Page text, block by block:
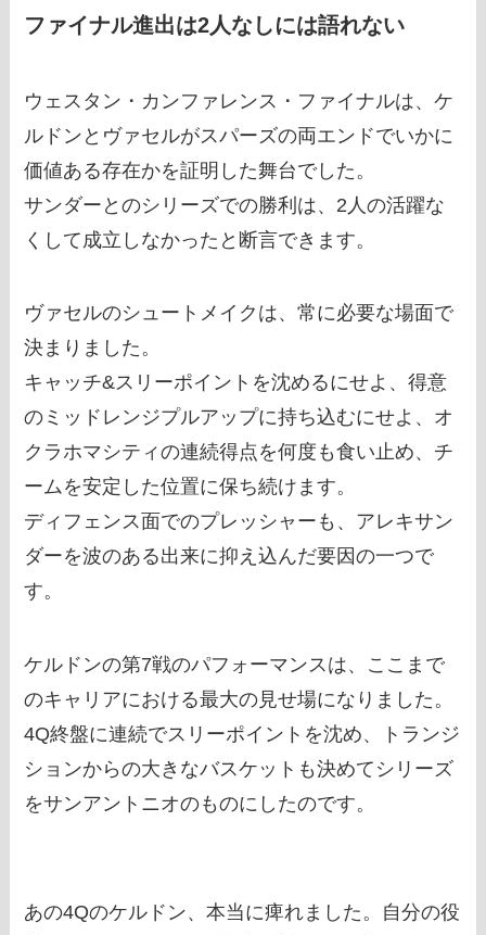
ファイナル進出は2人なしには語れない
ウェスタン・カンファレンス・ファイナルは、ケ
ルドンとヴァセルがスパーズの両エンドでいかに
価値ある存在かを証明した舞台でした。
サンダーとのシリーズでの勝利は、2人の活躍な
くして成立しなかったと断言できます。
ヴァセルのシュートメイクは、常に必要な場面で
決まりました。
キャッチ&スリーポイントを沈めるにせよ、得意
のミッドレンジプルアップに持ち込むにせよ、オ
クラホマシティの連続得点を何度も食い止め、チ
ームを安定した位置に保ち続けます。
ディフェンス面でのプレッシャーも、アレキサン
ダーを波のある出来に抑え込んだ要因の一つで
す。
ケルドンの第7戦のパフォーマンスは、ここまで
のキャリアにおける最大の見せ場になりました。
4Q終盤に連続でスリーポイントを沈め、トランジ
ションからの大きなバスケットも決めてシリーズ
をサンアントニオのものにしたのです。
あの4Qのケルドン、本当に痺れました。自分の役